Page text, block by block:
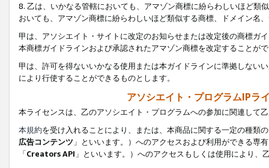
8. 乙は、いかなる管轄においても、アマゾン商標に紛らわしいほど類
おいても、アマゾン商標に紛らわしいほど類似する商標、ドメイン名
甲は、アソシエイト・サイトに改定のお知らせまたは改定後の商標ガ
本商標ガイドラインおよび承認されたアマゾン商標を改定することが
甲は、許可を得ないいかなる使用または本ガイドラインに準拠しない
により行使することができるものとします。
アソシエイト・プログラムIPラ
本ライセンスは、乙のアソシエイト・プログラムへの参加に関連して
本規約を受け入れることにより、または、本商品に関する一定の種類
広告コンテンツ 」といいます。）へのアクセスおよび利用ができる専
「Creators API 」といいます。）へのアクセスもしくは使用により